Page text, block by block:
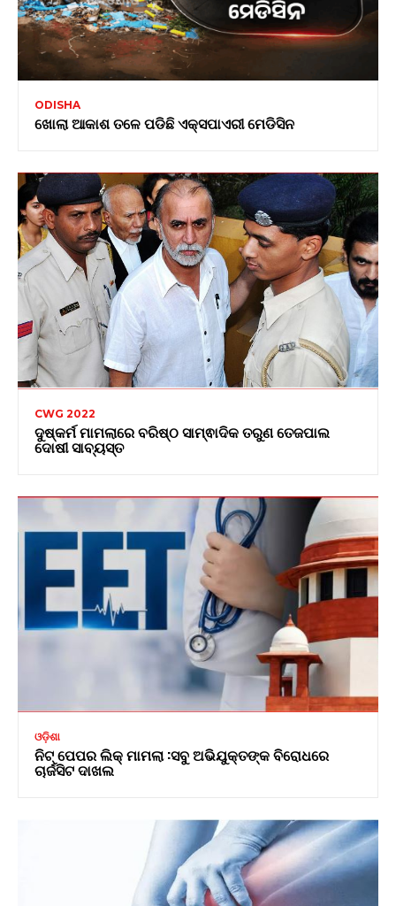
ODISHA
ଖୋଲା ଆକାଶ ତଳେ ପଡିଛି ଏକ୍ସପାଏରୀ ମେଡିସିନ
CWG 2022
ଦୁଷ୍କର୍ମ ମାମଲାରେ ବରିଷ୍ଠ ସାମ୍ଵାଦିକ ତରୁଣ ତେଜପାଲ
ଦୋଷୀ ସାବ୍ୟସ୍ତ
ଓଡ଼ିଶା
ନିଟ୍ ପେପର ଲିକ୍ ମାମଲା :ସବୁ ଅଭିଯୁକ୍ତଙ୍କ ବିରୋଧରେ
ଚାର୍ଜସିଟ ଦାଖଲ